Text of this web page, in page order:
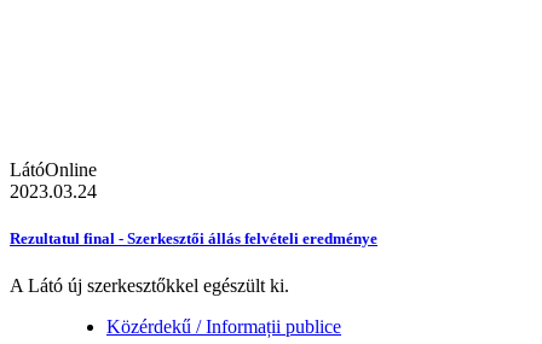
LátóOnline
2023.03.24
Rezultatul final - Szerkesztői állás felvételi eredménye
A Látó új szerkesztőkkel egészült ki.
Közérdekű / Informații publice